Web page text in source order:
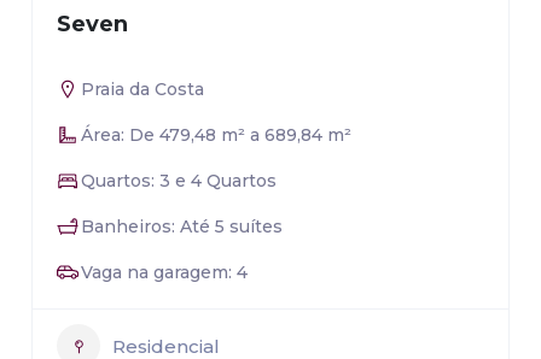
Seven
Praia da Costa
Área: De 479,48 m² a 689,84 m²
Quartos: 3 e 4 Quartos
Banheiros: Até 5 suítes
Vaga na garagem: 4
Residencial